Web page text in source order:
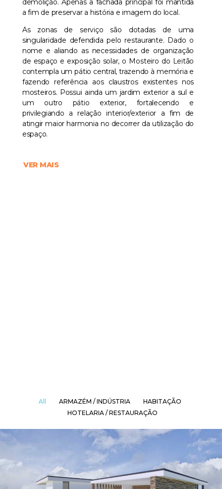
a fim de preservar a história e imagem do local.
As zonas de serviço são dotadas de uma
singularidade defendida pelo restaurante. Dado o
nome e aliando as necessidades de organização
de espaço e exposição solar, o Mosteiro do Leitão
contempla um pátio central, trazendo à memória e
fazendo referência aos claustros existentes nos
mosteiros. Possui ainda um jardim exterior a sul e
um outro pátio exterior, fortalecendo e
privilegiando a relação interior/exterior a fim de
atingir maior harmonia no decorrer da utilização do
espaço.
VER MAIS
All ARMAZÉM / INDÚSTRIA
HABITAÇÃO
HOTELARIA / RESTAURAÇÃO